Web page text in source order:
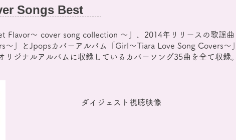
Songs Best
Flavor〜 cover song collection 〜」、2014年リリースの歌謡曲
」とJpopsカバーアルバム「Girl～Tiara Love Song Covers～」
ジナルアルバムに収録しているカバーソング35曲を全て収録。
ダイジェスト視聴映像